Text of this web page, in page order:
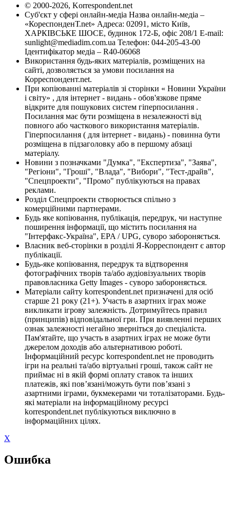
© 2000-2026, Korrespondent.net
Суб'єкт у сфері онлайн-медіа Назва онлайн-медіа –
«КореспонденТ.net» Адреса: 02091, місто Київ,
ХАРКІВСЬКЕ ШОСЕ, будинок 172-Б, офіс 208/1 E-mail:
sunlight@mediadim.com.ua Телефон: 044-205-43-00
Ідентифікатор медіа – R40-06068
Використання будь-яких матеріалів, розміщених на
сайті, дозволяється за умови посилання на
Корреспондент.net.
При копіюванні матеріалів зі сторінки « Новини України
і світу» , для інтернет - видань - обов'язкове пряме
відкрите для пошукових систем гіперпосилання .
Посилання має бути розміщена в незалежності від
повного або часткового використання матеріалів.
Гіперпосилання ( для інтернет - видань) - повинна бути
розміщена в підзаголовку або в першому абзаці
матеріалу.
Новини з позначками "Думка", "Експертиза", "Заява",
"Регіони", "Гроші", "Влада", "Вибори", "Тест-драйв",
"Спецпроекти", "Промо" публікуються на правах
реклами.
Розділ Спецпроекти створюється спільно з
комерційними партнерами.
Будь яке копіювання, публікація, передрук, чи наступне
поширення інформації, що містить посилання на
"Інтерфакс-Україна", EPA / UPG, суворо забороняється.
Власник веб-сторінки в розділі Я-Корреспондент є автор
публікації.
Будь-яке копіювання, передрук та відтворення
фотографічних творів та/або аудіовізуальних творів
правовласника Getty Images - суворо забороняється.
Матеріали сайту korrespondent.net призначені для осіб
старше 21 року (21+). Участь в азартних іграх може
викликати ігрову залежність. Дотримуйтесь правил
(принципів) відповідальної гри. При виявленні перших
ознак залежності негайно зверніться до спеціаліста.
Пам'ятайте, що участь в азартних іграх не може бути
джерелом доходів або альтернативою роботі.
Інформаційний ресурс korrespondent.net не проводить
ігри на реальні та/або віртуальні гроші, також сайт не
приймає ні в якій формі оплату ставок та інших
платежів, які пов’язані/можуть бути пов’язані з
азартними іграми, букмекерами чи тоталізаторами. Будь-
які матеріали на інформаційному ресурсі
korrespondent.net публікуються виключно в
інформаційних цілях.
X
Ошибка